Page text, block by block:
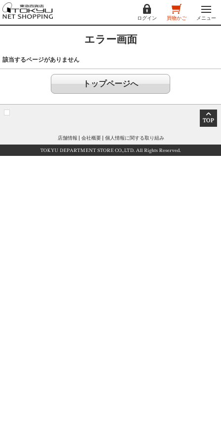
ログイン 買物かご メニュー
エラー画面
該当するページがありません
トップページへ
店舗情報 会社概要 個人情報に関する取り組み